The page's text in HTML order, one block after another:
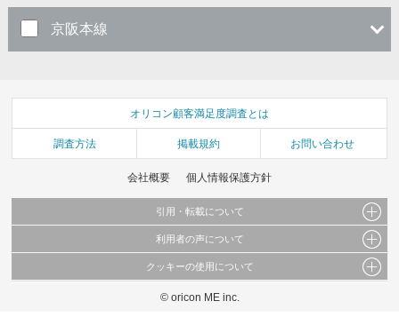
京阪本線
オリコン顧客満足度調査とは
調査方法 掲載規約 お問い合わせ
会社概要 個人情報保護方針
引用・転載について
当サイトで公開されている情報（文字、写真、イラスト、画像データ等）及びこれらの配
これらの情報を権利者の許可なく無断転載・複製などの二次利用を行うことは固く禁じて
利用者の声について
当サイトに掲載している内容はすべてサービスの利用者が提出された見解・感想です。
弊社の見解・ 意見ではないことをご理解いただいた上でご覧ください。
クッキーの使用について
このサイトでは Cookie を使用して、ユーザーに合わせたコンテンツや広告の表示、ソー
© oricon ME inc.